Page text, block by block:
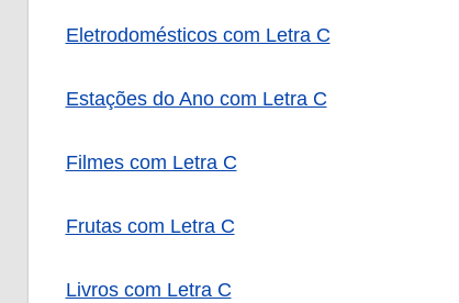
Eletrodomésticos com Letra C
Estações do Ano com Letra C
Filmes com Letra C
Frutas com Letra C
Livros com Letra C